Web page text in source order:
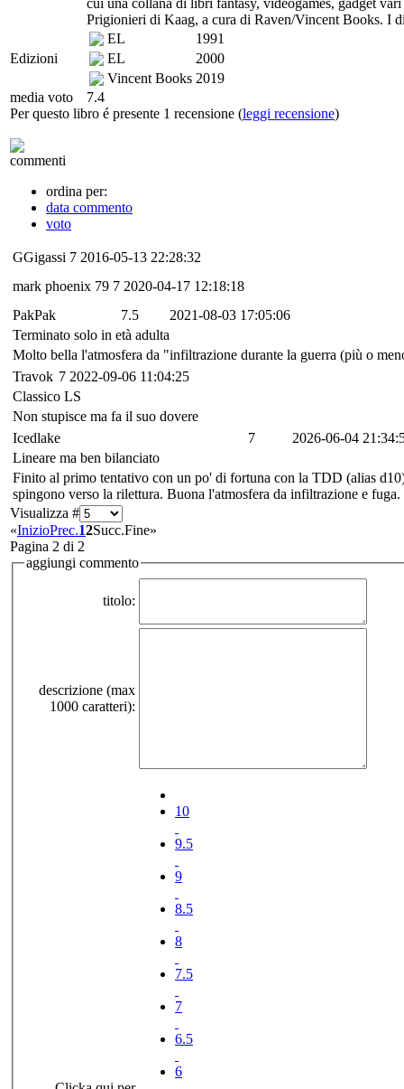
Prigionieri di Kaag, a cura di Raven/Vincent Books. I
Edizioni
EL
1991
EL
2000
Vincent Books 2019
media voto
7.4
Per questo libro é presente 1 recensione (leggi recensione)
commenti
ordina per:
data commento
voto
GGigassi 7 2016-05-13 22:28:32
mark phoenix 79 7 2020-04-17 12:18:18
PakPak
7.5
2021-08-03 17:05:06
Terminato solo in età adulta
Molto bella l'atmosfera da "infiltrazione durante la guerra (più o
Travok 7 2022-09-06 11:04:25
Classico LS
Non stupisce ma fa il suo dovere
Icedlake
7
2026-06-04
Lineare ma ben bilanciato
Finito al primo tentativo con un po' di fortuna con la TDD (alias
spingono verso la rilettura. Buona l'atmosfera da infiltrazione e fuga.
Visualizza #
«InizioPrec.12Succ.Fine»
Pagina 2 di 2
aggiungi commento
titolo:
descrizione (max
1000 caratteri):
10
9.5
9
8.5
8
7.5
7
6.5
6